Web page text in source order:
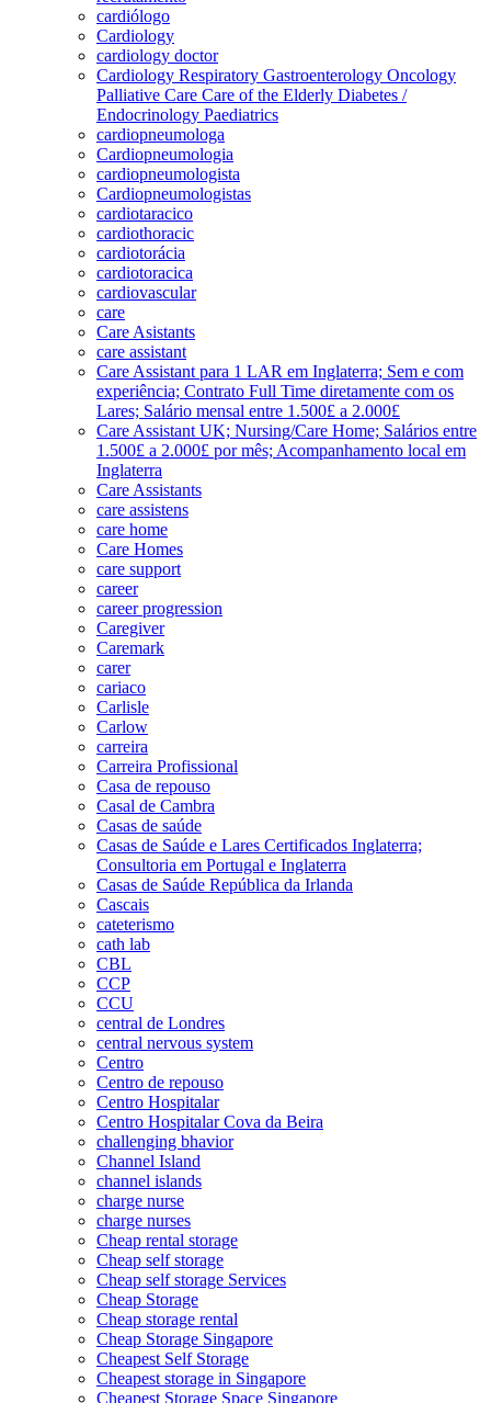
cardiólogo
Cardiology
cardiology doctor
Cardiology Respiratory Gastroenterology Oncology
Palliative Care Care of the Elderly Diabetes /
Endocrinology Paediatrics
cardiopneumologa
Cardiopneumologia
cardiopneumologista
Cardiopneumologistas
cardiotaracico
cardiothoracic
cardiotorácia
cardiotoracica
cardiovascular
care
Care Asistants
care assistant
Care Assistant para 1 LAR em Inglaterra; Sem e com
experiência; Contrato Full Time diretamente com os
Lares; Salário mensal entre 1.500£ a 2.000£
Care Assistant UK; Nursing/Care Home; Salários entre
1.500£ a 2.000£ por mês; Acompanhamento local em
Inglaterra
Care Assistants
care assistens
care home
Care Homes
care support
career
career progression
Caregiver
Caremark
carer
cariaco
Carlisle
Carlow
carreira
Carreira Profissional
Casa de repouso
Casal de Cambra
Casas de saúde
Casas de Saúde e Lares Certificados Inglaterra;
Consultoria em Portugal e Inglaterra
Casas de Saúde República da Irlanda
Cascais
cateterismo
cath lab
CBL
CCP
CCU
central de Londres
central nervous system
Centro
Centro de repouso
Centro Hospitalar
Centro Hospitalar Cova da Beira
challenging bhavior
Channel Island
channel islands
charge nurse
charge nurses
Cheap rental storage
Cheap self storage
Cheap self storage Services
Cheap Storage
Cheap storage rental
Cheap Storage Singapore
Cheapest Self Storage
Cheapest storage in Singapore
Cheapest Storage Space Singapore